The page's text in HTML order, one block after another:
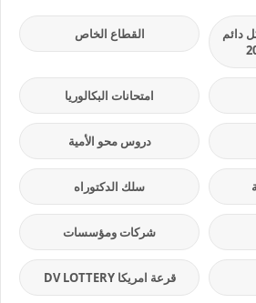
دائم
القطاع الخاص
امتحانات البكالوريا
دروس محو الأمية
سلك الدكتوراه
شركات ومؤسسات
قرعة امريكا DV LOTTERY